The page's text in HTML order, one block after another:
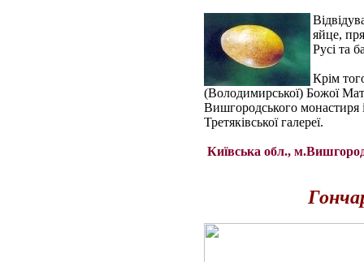
яйце,
Русі та
Крім
(Володимирської) Божої
Вишгородського монастиря
Третяківської галереї.
Київська обл.,